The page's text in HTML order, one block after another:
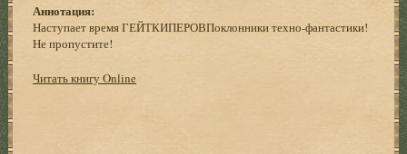
Аннотация:
Наступает время ГЕЙТКИПЕРОВПоклонники техно-фантастики!
Не пропустите!
Читать книгу Online